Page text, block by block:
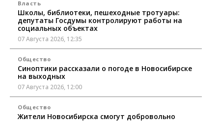
Власть
Школы, библиотеки, пешеходные тротуары:
депутаты Госдумы контролируют работы на
социальных объектах
07 Августа 2026, 12:35
Общество
Синоптики рассказали о погоде в Новосибирске
на выходных
07 Августа 2026, 12:00
Общество
Жители Новосибирска смогут добровольно